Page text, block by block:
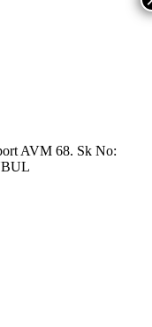
AVM 68. Sk No: